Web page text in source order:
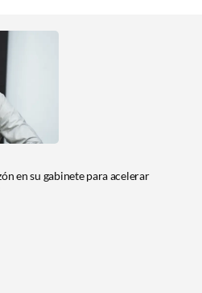
en su gabinete para acelerar